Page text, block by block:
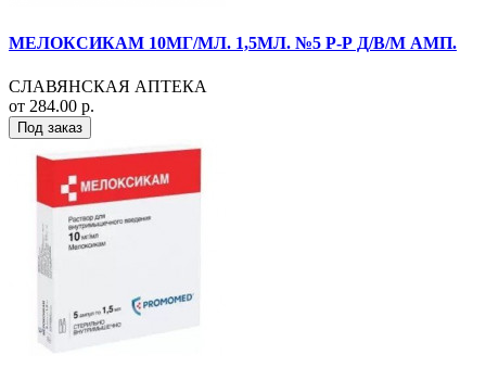
МЕЛОКСИКАМ 10МГ/МЛ. 1,5МЛ. №5 Р-Р Д/В/М АМП.
СЛАВЯНСКАЯ АПТЕКА
от 284.00 р.
Под заказ